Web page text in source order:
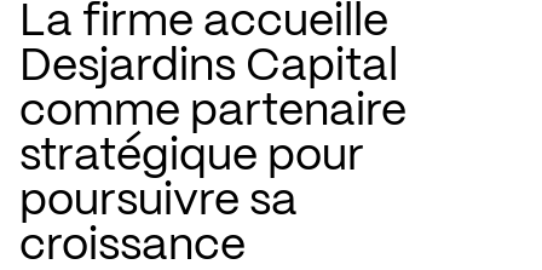
La firme accueille
Desjardins Capital
comme partenaire
stratégique pour
poursuivre sa
croissance